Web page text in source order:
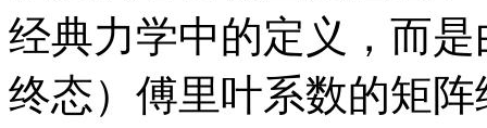
经典力学中的定义，而
终态）傅里叶系数的矩